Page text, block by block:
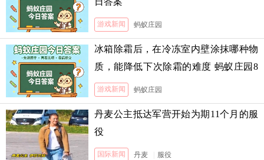
游戏新闻 蚂蚁庄园
冰箱除霜后，在冷冻室内壁涂抹哪种物
质，能降低下次除霜的难度 蚂蚁庄园8
月5日答案
游戏新闻 蚂蚁庄园
丹麦公主抵达军营开始为期11个月的服
役
国际新闻 丹麦 服役